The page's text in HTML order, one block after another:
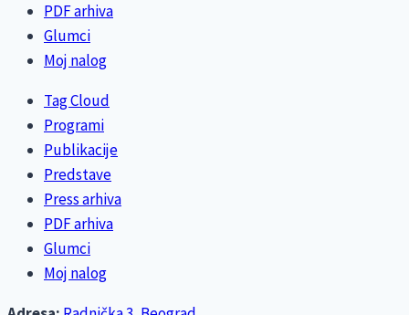
PDF arhiva
Glumci
Moj nalog
Tag Cloud
Programi
Publikacije
Predstave
Press arhiva
PDF arhiva
Glumci
Moj nalog